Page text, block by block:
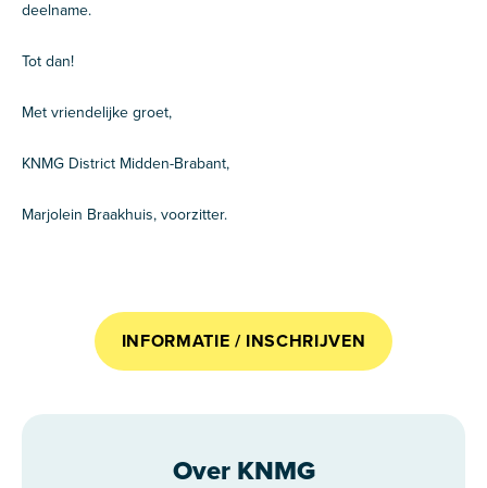
deelname.
Tot dan!
Met vriendelijke groet,
KNMG District Midden-Brabant,
Marjolein Braakhuis, voorzitter.
INFORMATIE / INSCHRIJVEN
Over KNMG